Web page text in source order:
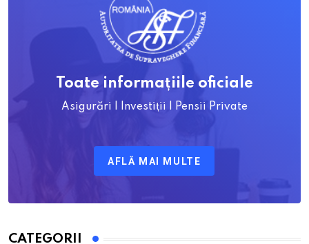
Toate informațiile oficiale
Asigurări | Investiții | Pensii Private
AFLĂ MAI MULTE
CATEGORII